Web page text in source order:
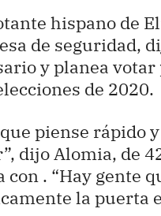
hispano de
de seguridad,
y planea votar
de 2020.
piense rápido
dijo Alomia, de
. “Hay gente
la puerta